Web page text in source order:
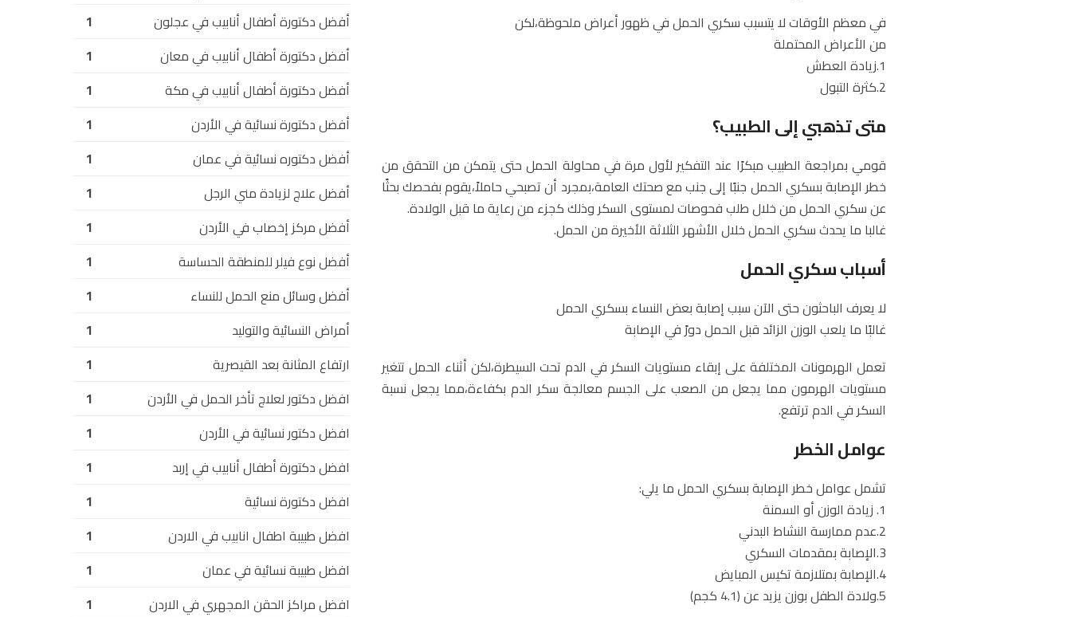
في معظم الأوقات لا يتسبب سكري الحمل في ظهور أعراض ملحوظة،لكن
من الأعراض المحتملة
1.زيادة العطش
2.كثرة التبول
متى تذهبي إلى الطبيب؟
قومي بمراجعة الطبيب مبكرًا عند التفكير لأول مرة في محاولة الحمل حتى يتمكن من التحقق من
خطر الإصابة بسكري الحمل جنبًا إلى جنب مع صحتك العامة،بمجرد أن تصبحي حاملاً،يقوم بفحصك بحثًا
عن سكري الحمل من خلال طلب فحوصات لمستوى السكر وذلك كجزء من رعاية ما قبل الولادة.
غالبا ما يحدث سكري الحمل خلال الأشهر الثلاثة الأخيرة من الحمل.
أسباب سكري الحمل
لا يعرف الباحثون حتى الآن سبب إصابة بعض النساء بسكري الحمل
غالبًا ما يلعب الوزن الزائد قبل الحمل دورً في الإصابة
تعمل الهرمونات المختلفة على إبقاء مستويات السكر في الدم تحت السيطرة،لكن أثناء الحمل تتغير
مستويات الهرمون مما يجعل من الصعب على الجسم معالجة سكر الدم بكفاءة،مما يجعل نسبة
السكر في الدم ترتفع.
عوامل الخطر
تشمل عوامل خطر الإصابة بسكري الحمل ما يلي:
1. زيادة الوزن أو السمنة
2.عدم ممارسة النشاط البدني
3.الإصابة بمقدمات السكري
4.الإصابة بمتلازمة تكيس المبايض
5.ولادة الطفل بوزن يزيد عن (4.1 كجم)
أفضل دكتورة أطفال أنابيب في عجلون
1
أفضل دكتورة أطفال أنابيب في معان
1
أفضل دكتورة أطفال أنابيب في مكة
1
أفضل دكتورة نسائية في الأردن
1
أفضل دكتوره نسائية في عمان
1
أفضل علاج لزيادة مني الرجل
1
أفضل مركز إخصاب في الأردن
1
أفضل نوع فيلر للمنطقة الحساسة
1
أفضل وسائل منع الحمل للنساء
1
أمراض النسائية والتوليد
1
ارتفاع المثانة بعد القيصرية
1
افضل دكتور لعلاج تأخر الحمل في الأردن
1
افضل دكتور نسائية في الأردن
1
افضل دكتورة أطفال أنابيب في إربد
1
افضل دكتورة نسائية
1
افضل طبيبة اطفال انابيب في الاردن
1
افضل طبيبة نسائية في عمان
1
افضل مراكز الحقن المجهري في الاردن
1